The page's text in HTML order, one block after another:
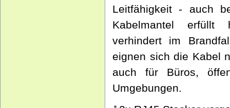
Leitfähigkeit - auch
Kabelmantel erfüllt
verhindert im
eignen sich die Kabel
auch für Büros,
Umgebungen.